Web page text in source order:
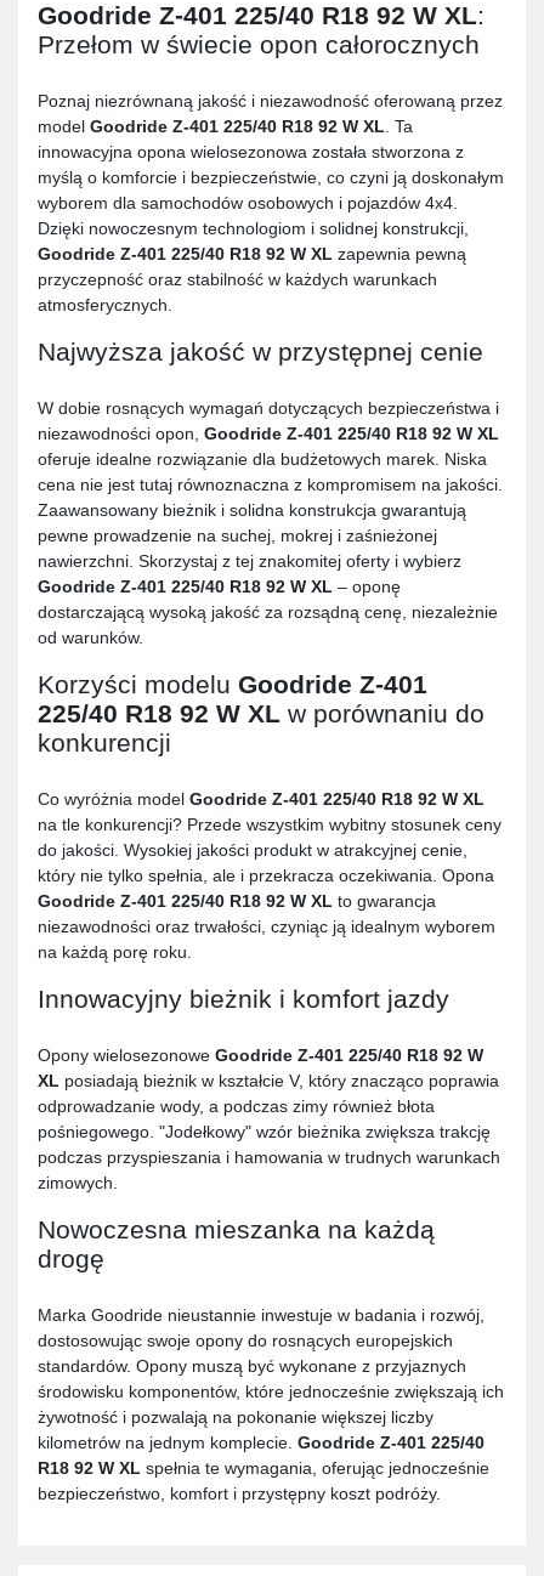
Goodride Z-401 225/40 R18 92 W XL:
Przełom w świecie opon całorocznych
Poznaj niezrównaną jakość i niezawodność oferowaną przez
model Goodride Z-401 225/40 R18 92 W XL. Ta
innowacyjna opona wielosezonowa została stworzona z
myślą o komforcie i bezpieczeństwie, co czyni ją doskonałym
wyborem dla samochodów osobowych i pojazdów 4x4.
Dzięki nowoczesnym technologiom i solidnej konstrukcji,
Goodride Z-401 225/40 R18 92 W XL zapewnia pewną
przyczepność oraz stabilność w każdych warunkach
atmosferycznych.
Najwyższa jakość w przystępnej cenie
W dobie rosnących wymagań dotyczących bezpieczeństwa i
niezawodności opon, Goodride Z-401 225/40 R18 92 W XL
oferuje idealne rozwiązanie dla budżetowych marek. Niska
cena nie jest tutaj równoznaczna z kompromisem na jakości.
Zaawansowany bieżnik i solidna konstrukcja gwarantują
pewne prowadzenie na suchej, mokrej i zaśnieżonej
nawierzchni. Skorzystaj z tej znakomitej oferty i wybierz
Goodride Z-401 225/40 R18 92 W XL – oponę
dostarczającą wysoką jakość za rozsądną cenę, niezależnie
od warunków.
Korzyści modelu Goodride Z-401
225/40 R18 92 W XL w porównaniu do
konkurencji
Co wyróżnia model Goodride Z-401 225/40 R18 92 W XL
na tle konkurencji? Przede wszystkim wybitny stosunek ceny
do jakości. Wysokiej jakości produkt w atrakcyjnej cenie,
który nie tylko spełnia, ale i przekracza oczekiwania. Opona
Goodride Z-401 225/40 R18 92 W XL to gwarancja
niezawodności oraz trwałości, czyniąc ją idealnym wyborem
na każdą porę roku.
Innowacyjny bieżnik i komfort jazdy
Opony wielosezonowe Goodride Z-401 225/40 R18 92 W
XL posiadają bieżnik w kształcie V, który znacząco poprawia
odprowadzanie wody, a podczas zimy również błota
pośniegowego. "Jodełkowy" wzór bieżnika zwiększa trakcję
podczas przyspieszania i hamowania w trudnych warunkach
zimowych.
Nowoczesna mieszanka na każdą
drogę
Marka Goodride nieustannie inwestuje w badania i rozwój,
dostosowując swoje opony do rosnących europejskich
standardów. Opony muszą być wykonane z przyjaznych
środowisku komponentów, które jednocześnie zwiększają ich
żywotność i pozwalają na pokonanie większej liczby
kilometrów na jednym komplecie. Goodride Z-401 225/40
R18 92 W XL spełnia te wymagania, oferując jednocześnie
bezpieczeństwo, komfort i przystępny koszt podróży.